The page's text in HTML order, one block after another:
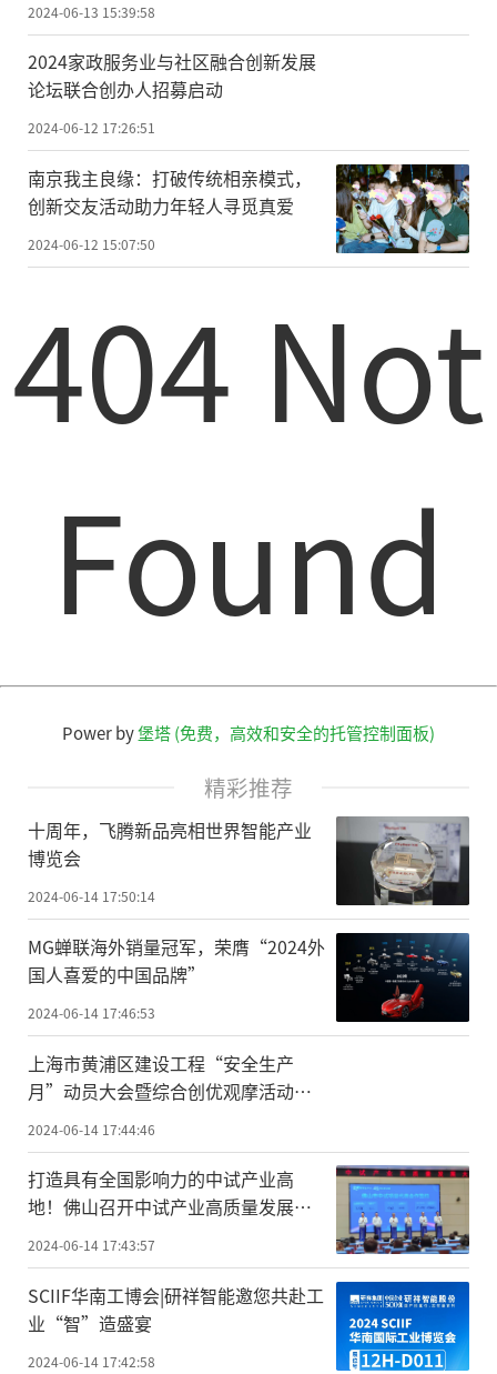
2024-06-13 15:39:58
2024家政服务业与社区融合创新发展
论坛联合创办人招募启动
2024-06-12 17:26:51
南京我主良缘：打破传统相亲模式，
创新交友活动助力年轻人寻觅真爱
2024-06-12 15:07:50
404 Not
Found
Power by堡塔 (免费，高效和安全的托管控制面板)
精彩推荐
十周年，飞腾新品亮相世界智能产业
博览会
2024-06-14 17:50:14
MG蝉联海外销量冠军，荣膺“2024外
国人喜爱的中国品牌”
2024-06-14 17:46:53
上海市黄浦区建设工程“安全生产
月”动员大会暨综合创优观摩活动在
2024-06-14 17:44:46
打造具有全国影响力的中试产业高
地！佛山召开中试产业高质量发展大
会
2024-06-14 17:43:57
SCIIF华南工博会|研祥智能邀您共赴工
业“智”造盛宴
2024-06-14 17:42:58